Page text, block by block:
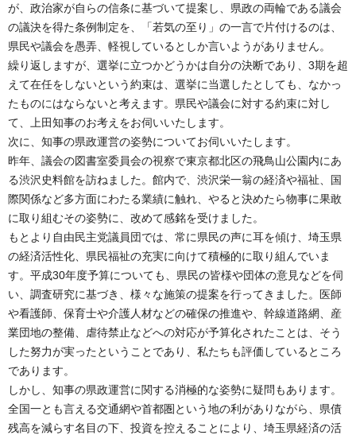
が、政治家が自らの信条に基づいて提案し、県政の両輪である議会
の議決を得た条例制定を、「若気の至り」の一言で片付けるのは、
県民や議会を愚弄、軽視しているとしか言いようがありません。
繰り返しますが、選挙に立つかどうかは自分の決断であり、3期を超
えて在任をしないという約束は、選挙に当選したとしても、なかっ
たものにはならないと考えます。県民や議会に対する約束に対し
て、上田知事のお考えをお伺いいたします。
次に、知事の県政運営の姿勢についてお伺いいたします。
昨年、議会の図書室委員会の視察で東京都北区の飛鳥山公園内にあ
る渋沢史料館を訪ねました。館内で、渋沢栄一翁の経済や福祉、国
際関係など多方面にわたる業績に触れ、やると決めたら物事に果敢
に取り組むその姿勢に、改めて感銘を受けました。
もとより自由民主党議員団では、常に県民の声に耳を傾け、埼玉県
の経済活性化、県民福祉の充実に向けて積極的に取り組んでいま
す。平成30年度予算についても、県民の皆様や団体の意見などを伺
い、調査研究に基づき、様々な施策の提案を行ってきました。医師
や看護師、保育士や介護人材などの確保の推進や、幹線道路網、産
業団地の整備、虐待禁止などへの対応が予算化されたことは、そう
した努力が実ったということであり、私たちも評価しているところ
であります。
しかし、知事の県政運営に関する消極的な姿勢に疑問もあります。
全国一とも言える交通網や首都圏という地の利がありながら、県債
残高を減らす名目の下、投資を控えることにより、埼玉県経済の活